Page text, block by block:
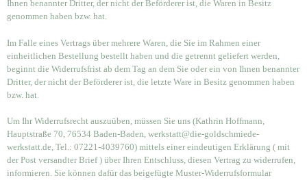
Ihnen benannter Dritter, der nicht der Beförderer ist, die Waren in Besitz
genommen haben bzw. hat.
Im Falle eines Vertrags über mehrere Waren, die Sie im Rahmen einer
einheitlichen Bestellung bestellt haben und die getrennt geliefert werden,
beginnt die Widerrufsfrist ab dem Tag an dem Sie oder ein von Ihnen benannter
Dritter, der nicht der Beförderer ist, die letzte Ware in Besitz genommen haben
bzw. hat.
Um Ihr Widerrufsrecht auszuüben, müssen Sie uns (Kathrin Hoffmann,
Hauptstraße 70, 76534 Baden-Baden, werkstatt@die-goldschmiede-
werkstatt.de, Tel.: 07221-4039760) mittels einer eindeutigen Erklärung ( mit
der Post versandter Brief ) über Ihren Entschluss, diesen Vertrag zu widerrufen,
informieren. Sie können dafür das beigefügte Muster-Widerrufsformular